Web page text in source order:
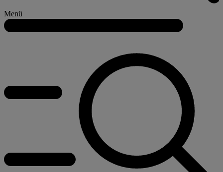
Menü